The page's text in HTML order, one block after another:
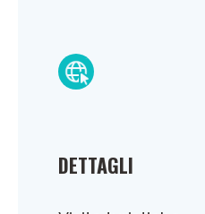
DETTAGLI